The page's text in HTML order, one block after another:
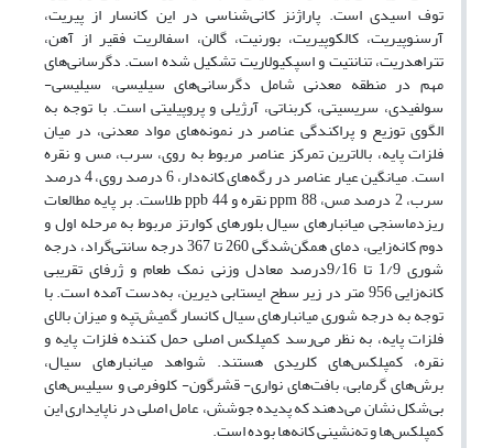
توف اسیدی است. پاراژنز کانی‌شناسی در این کانسار از پیریت،
آرسنوپیریت، کالکوپیریت،‌ بورنیت، گالن، اسفالریت فقیر از ‌آهن،
تتراهدریت، تنانتیت و اسپکیولاریت تشکیل شده است. دگرسانی‌های
مهم در منطقه معدنی شامل دگرسانی‌های سیلیسی، سیلیسی-
سولفیدی، سریسیتی، کربناتی، آرژیلی و پروپیلیتی است. با توجه به
الگوی توزیع و پراکندگی عناصر در نمونه‌های مواد معدنی، در میان
فلزات پایه، بالاترین تمرکز عناصر مربوط به روی، سرب، مس و نقره
است. میانگین عیار عناصر در رگه‌های کانه‌دار، 6 درصد روی، 4 درصد
سرب، 2 درصد مس، 88 ppm نقره و 44 ppb طلاست. بر پایه مطالعات
ریزدماسنجی میانبارهای سیال بلورهای کوارتز مربوط به مرحله اول و
دوم کانه‌زایی، دمای همگن‌شدگی 260 تا 367 درجه سانتی‌گراد، درجه
شوری 1/9 تا 9/16درصد معادل وزنی نمک طعام و ژرفای تقریبی
کانه‌زایی 956 متر در زیر سطح ایستابی دیرین، به‌دست آمده است. با
توجه به درجه شوری میانبارهای سیال کانسار گمیش‌تپه و میزان بالای
فلزات پایه، به ‌نظر می‌رسد کمپلکس اصلی حمل ‌کننده فلزات پایه و
نقره، کمپلکس‌های کلریدی هستند. شواهد میانبارهای سیال،
برش‌های گرمابی، بافت‌های نواری- قشرگون- کلوفرمی و سیلیس‌های
بی‌شکل نشان می‌دهند که پدیده جوشش، عامل اصلی در ناپایداری این
کمپلکس‌ها و ته‌نشینی کانه‌ها بوده است.